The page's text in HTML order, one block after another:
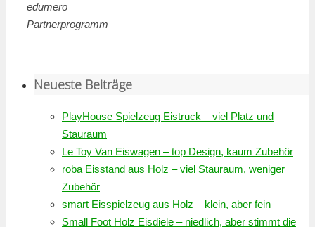
edumero
Partnerprogramm
Neueste Beiträge
PlayHouse Spielzeug Eistruck – viel Platz und
Stauraum
Le Toy Van Eiswagen – top Design, kaum Zubehör
roba Eisstand aus Holz – viel Stauraum, weniger
Zubehör
smart Eisspielzeug aus Holz – klein, aber fein
Small Foot Holz Eisdiele – niedlich, aber stimmt die